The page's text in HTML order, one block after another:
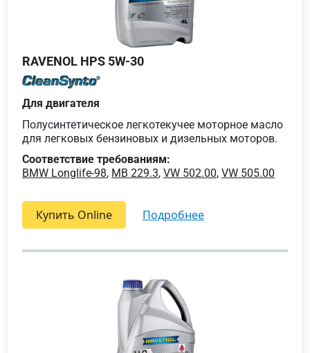
RAVENOL HPS 5W-30
Для двигателя
Полусинтетическое легкотекучее моторное масло
для легковых бензиновых и дизельных моторов.
Соответствие требованиям:
BMW Longlife-98, MB 229.3, VW 502.00, VW 505.00
Купить Online подробнее